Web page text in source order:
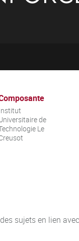
de
Le
sujets en lien